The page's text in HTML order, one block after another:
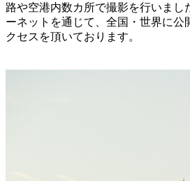
路や空港内数カ所で撮影を行いまし
ーネットを通じて、全国・世界に公
クセスを頂いております。